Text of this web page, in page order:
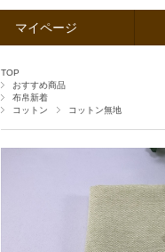
マイページ
TOP
おすすめ商品
布帛新着
コットン
コットン無地